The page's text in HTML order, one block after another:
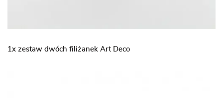
1x zestaw dwóch filiżanek Art Deco